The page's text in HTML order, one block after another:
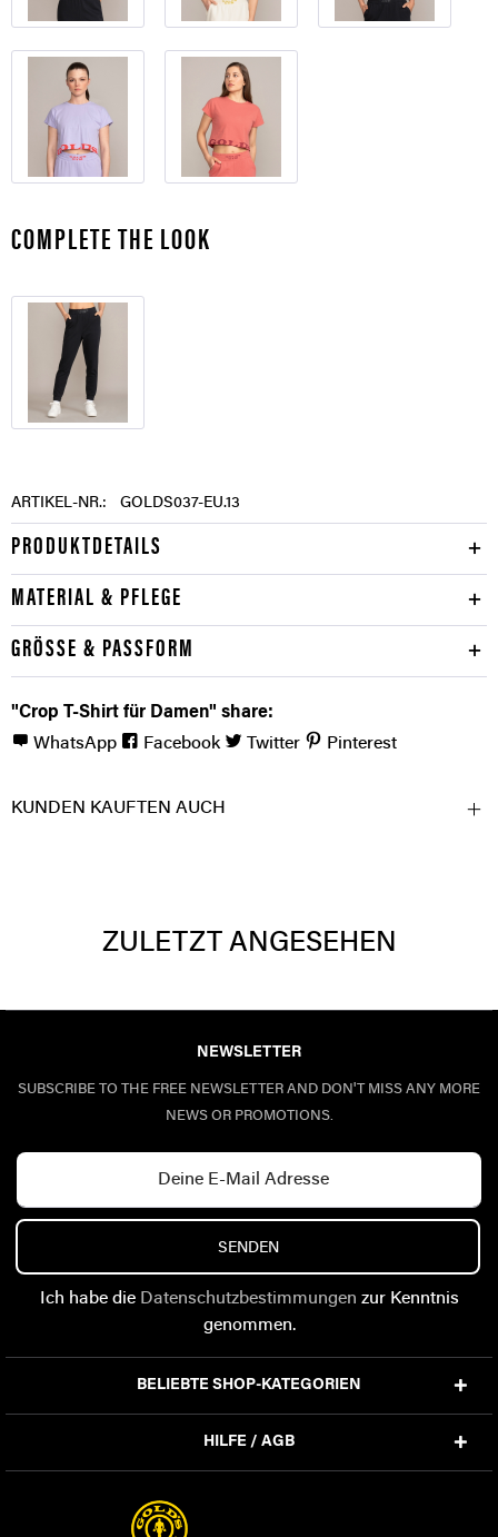
COMPLETE THE LOOK
ARTIKEL-NR.: GOLDS037-EU.13
PRODUKTDETAILS
MATERIAL & PFLEGE
GRÖSSE & PASSFORM
"Crop T-Shirt für Damen" share:
WhatsApp
Facebook Twitter Pinterest
KUNDEN KAUFTEN AUCH
ZULETZT ANGESEHEN
NEWSLETTER
SUBSCRIBE TO THE FREE NEWSLETTER AND DON'T MISS ANY MORE
NEWS OR PROMOTIONS.
SENDEN
Ich habe die Datenschutzbestimmungen zur Kenntnis
genommen.
BELIEBTE SHOP-KATEGORIEN
HILFE / AGB